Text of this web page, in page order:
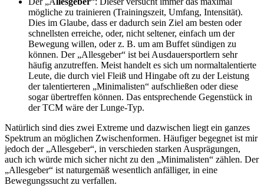
mögliche zu trainieren (Trainingszeit, Umfang, Intensität).
Dies im Glaube, dass er dadurch sein Ziel am besten oder
schnellsten erreiche, oder, nicht seltener, einfach um der
Bewegung willen, oder z. B. um am Buffet sündigen zu
können. Der „Allesgeber“ ist bei Ausdauersportlern sehr
häufig anzutreffen. Meist handelt es sich um normaltalentierte
Leute, die durch viel Fleiß und Hingabe oft zu der Leistung
der talentierteren „Minimalisten“ aufschließen oder diese
sogar übertreffen können. Das entsprechende Gegenstück in
der TCM wäre der Lunge-Typ.
Natürlich sind dies zwei Extreme und dazwischen liegt ein ganzes
Spektrum an möglichen Zwischenformen. Häufiger begegnet ist mir
jedoch der „Allesgeber“, in verschieden starken Ausprägungen,
auch ich würde mich sicher nicht zu den „Minimalisten“ zählen. Der
„Allesgeber“ ist naturgemäß wesentlich anfälliger, in eine
Bewegungssucht zu verfallen.